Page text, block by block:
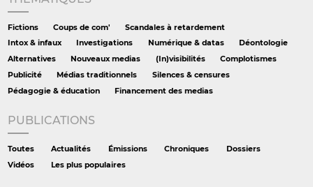
Fictions Coups de com'
Scandales à retardement
Intox & infaux
Investigations Numérique & datas
Déontologie
Alternatives
Nouveaux medias (In)visibilités
Complotismes
Publicité
Médias traditionnels
Silences & censures
Pédagogie & éducation
Financement des medias
PUBLICATIONS
Toutes Actualités Émissions Chroniques
Dossiers
Vidéos
Les plus populaires